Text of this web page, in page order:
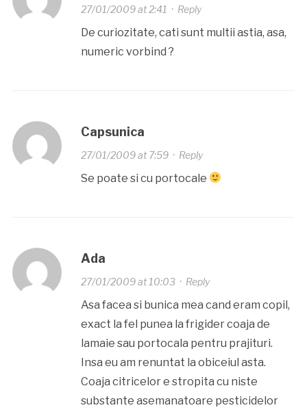
27/01/2009 at 2:41 · Reply
De curiozitate, cati sunt multii astia, asa,
numeric vorbind ?
Capsunica
27/01/2009 at 7:59· Reply
Se poate si cu portocale
Ada
27/01/2009 at 10:03· Reply
Asa facea si bunica mea cand eram copil,
exact la fel punea la frigider coaja de
lamaie sau portocala pentru prajituri.
Insa eu am renuntat la obiceiul asta.
Coaja citricelor e stropita cu niste
substante asemanatoare pesticidelor